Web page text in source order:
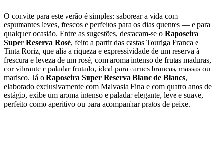
O convite para este verão é simples: saborear a vida com
espumantes leves, frescos e perfeitos para os dias quentes — e para
qualquer ocasião. Entre as sugestões, destacam-se o Raposeira
Super Reserva Rosé, feito a partir das castas Touriga Franca e
Tinta Roriz, que alia a riqueza e expressividade de um reserva à
frescura e leveza de um rosé, com aroma intenso de frutas maduras,
cor vibrante e paladar frutado, ideal para carnes brancas, massas ou
marisco. Já o Raposeira Super Reserva Blanc de Blancs,
elaborado exclusivamente com Malvasia Fina e com quatro anos de
estágio, exibe um aroma intenso e paladar elegante, leve e suave,
perfeito como aperitivo ou para acompanhar pratos de peixe.